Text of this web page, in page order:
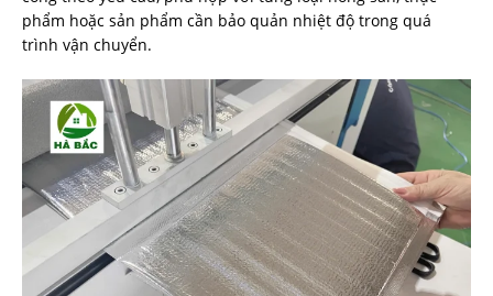
phẩm hoặc sản phẩm cần bảo quản nhiệt độ trong quá
trình vận chuyển.